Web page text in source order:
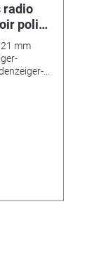
radio
poli
mm